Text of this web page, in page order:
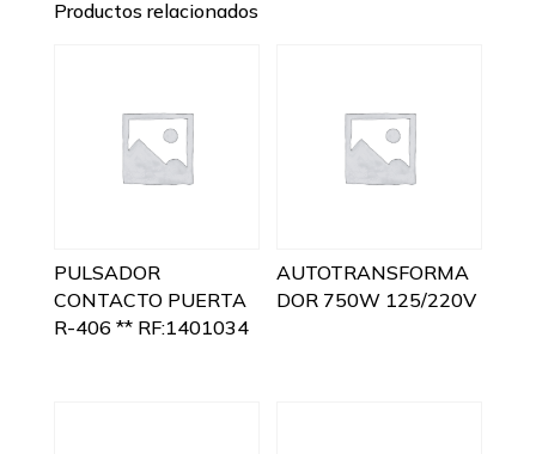
Productos relacionados
PULSADOR
CONTACTO PUERTA
R-406 ** RF:1401034
AUTOTRANSFORMA
DOR 750W 125/220V